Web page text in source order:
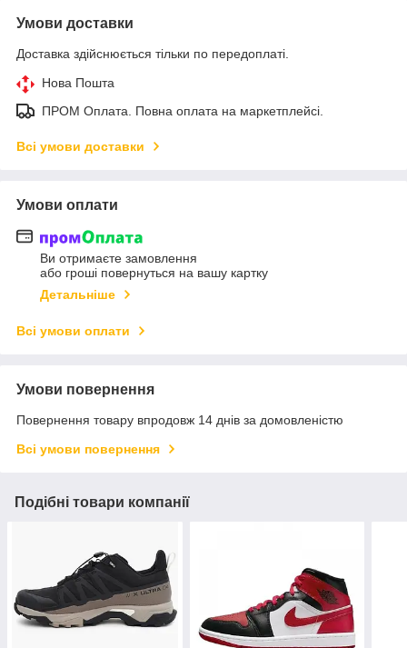
Умови доставки
Доставка здійснюється тільки по передоплаті.
Нова Пошта
ПРОМ Оплата. Повна оплата на маркетплейсі.
Всі умови доставки
Умови оплати
Ви отримаєте замовлення
або гроші повернуться на вашу картку
Детальніше
Всі умови оплати
Умови повернення
Повернення товару впродовж 14 днів за домовленістю
Всі умови повернення
Подібні товари компанії